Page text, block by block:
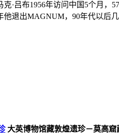
克·吕布1956年访问中国5个月
他退出MAGNUM，90年代以后
大英博物馆藏敦煌遗珍－莫高窟